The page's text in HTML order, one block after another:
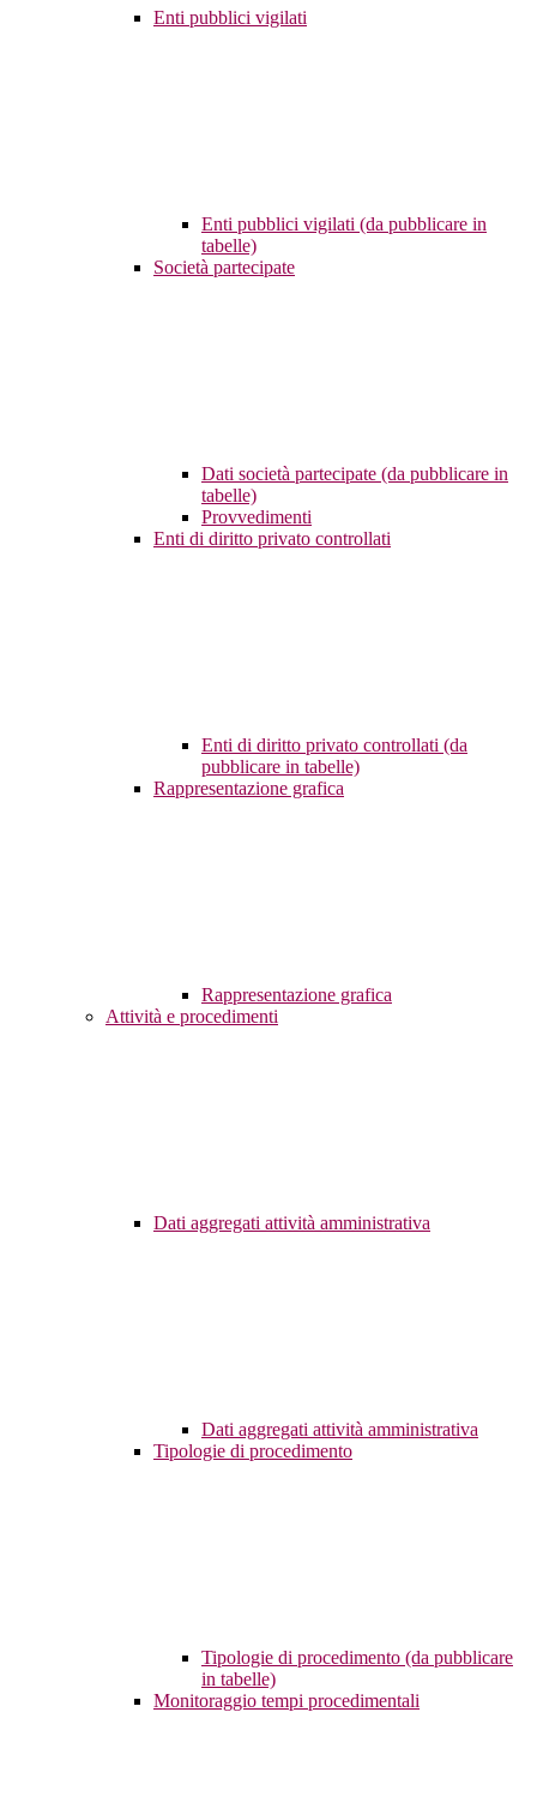
Enti pubblici vigilati
Enti pubblici vigilati (da pubblicare in
tabelle)
Società partecipate
Dati società partecipate (da pubblicare in
tabelle)
Provvedimenti
Enti di diritto privato controllati
Enti di diritto privato controllati (da
pubblicare in tabelle)
Rappresentazione grafica
Rappresentazione grafica
Attività e procedimenti
Dati aggregati attività amministrativa
Dati aggregati attività amministrativa
Tipologie di procedimento
Tipologie di procedimento (da pubblicare
in tabelle)
Monitoraggio tempi procedimentali